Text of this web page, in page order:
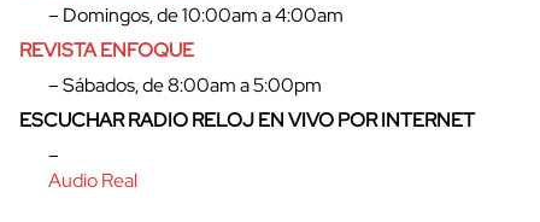
– Domingos, de 10:00am a 4:00am
REVISTA ENFOQUE
– Sábados, de 8:00am a 5:00pm
ESCUCHAR RADIO RELOJ EN VIVO POR INTERNET
–
Audio Real